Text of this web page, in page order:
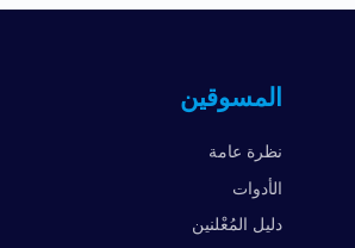
المسوقين
نظرة عامة
الأدوات
دليل المُعْلنين